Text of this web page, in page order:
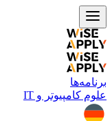
برنامه‌ها
علوم کامپیوتر و IT